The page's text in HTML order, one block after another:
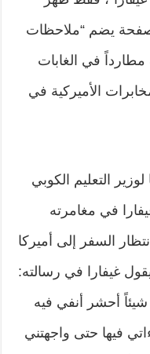
مجلد ضخم يقع في 400 صفحة يضم “ملاحظات
مطارداً في الغابات
الأميركية في
لوزير التعليم الكوبي
في مغامرته
السفر إلى أميركا
يقول غيفارا في رسالته:
شيئاً أحشر أنفي فيه
فيها حتى واجهتني